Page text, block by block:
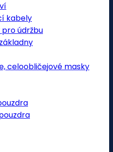
kabely
údržbu
celoobličejové masky